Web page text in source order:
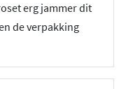
erg jammer dit
de verpakking